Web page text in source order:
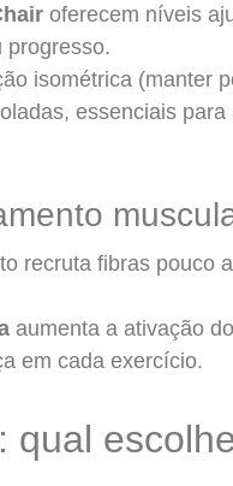
oferecem níveis
progresso.
isométrica (manter
essenciais
recruta fibras pouco
aumenta a ativação
em cada exercício.
qual